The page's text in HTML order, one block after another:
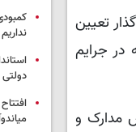
تعیین
در جرایم
مدارک و
نداریم